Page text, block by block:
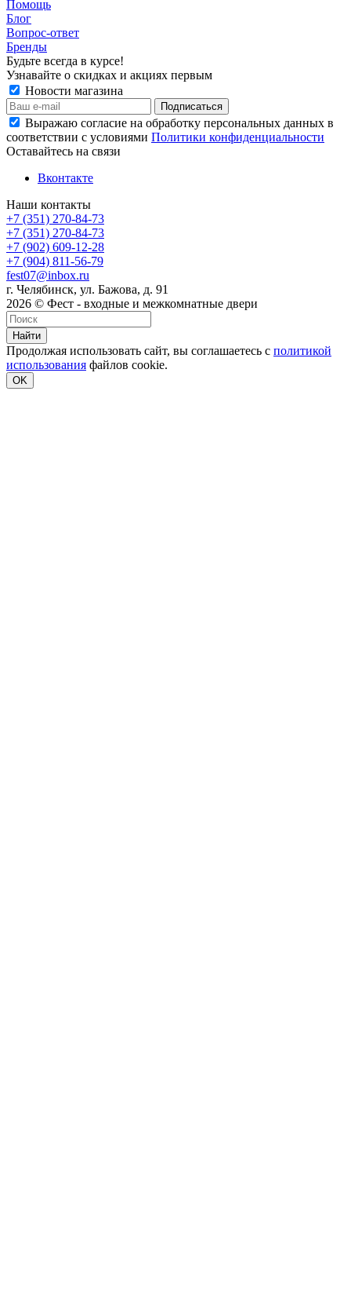
Помощь
Блог
Вопрос-ответ
Бренды
Будьте всегда в курсе!
Узнавайте о скидках и акциях первым
Новости магазина
Выражаю согласие на обработку персональных данных в
соответствии с условиями Политики конфиденциальности
Оставайтесь на связи
Вконтакте
Наши контакты
+7 (351) 270-84-73
+7 (351) 270-84-73
+7 (902) 609-12-28
+7 (904) 811-56-79
fest07@inbox.ru
г. Челябинск, ул. Бажова, д. 91
2026 © Фест - входные и межкомнатные двери
Найти
Продолжая использовать сайт, вы соглашаетесь с политикой
использования файлов cookie.
OK